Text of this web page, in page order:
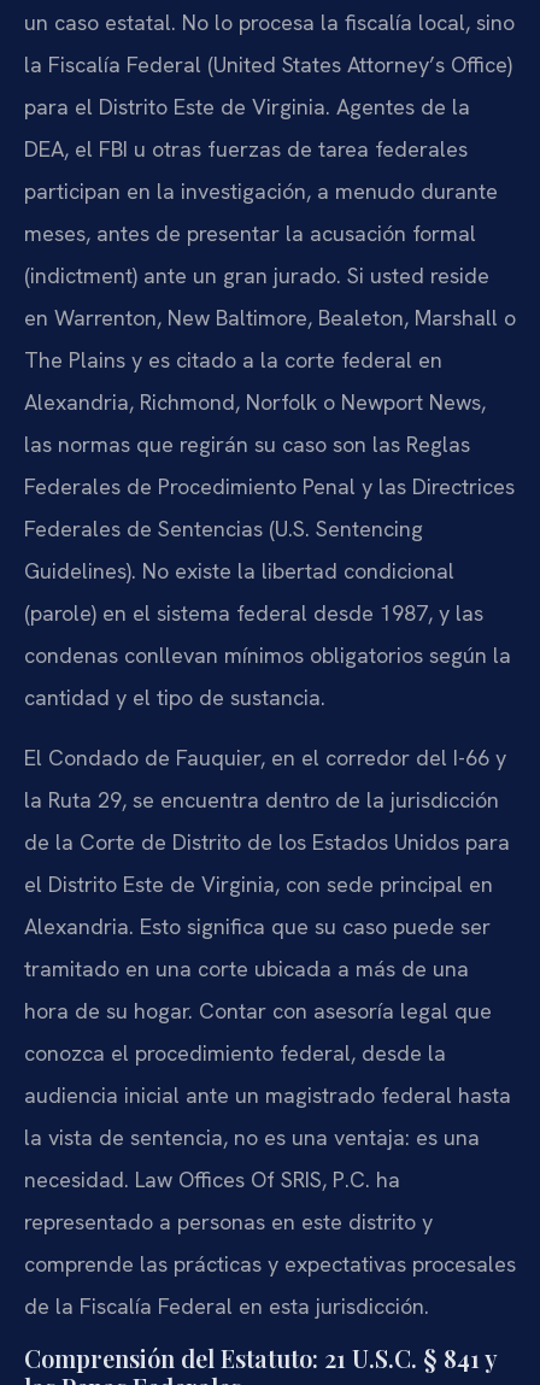
un caso estatal. No lo procesa la fiscalía local, sino
la Fiscalía Federal (United States Attorney’s Office)
para el Distrito Este de Virginia. Agentes de la
DEA, el FBI u otras fuerzas de tarea federales
participan en la investigación, a menudo durante
meses, antes de presentar la acusación formal
(indictment) ante un gran jurado. Si usted reside
en Warrenton, New Baltimore, Bealeton, Marshall o
The Plains y es citado a la corte federal en
Alexandria, Richmond, Norfolk o Newport News,
las normas que regirán su caso son las Reglas
Federales de Procedimiento Penal y las Directrices
Federales de Sentencias (U.S. Sentencing
Guidelines). No existe la libertad condicional
(parole) en el sistema federal desde 1987, y las
condenas conllevan mínimos obligatorios según la
cantidad y el tipo de sustancia.
El Condado de Fauquier, en el corredor del I-66 y
la Ruta 29, se encuentra dentro de la jurisdicción
de la Corte de Distrito de los Estados Unidos para
el Distrito Este de Virginia, con sede principal en
Alexandria. Esto significa que su caso puede ser
tramitado en una corte ubicada a más de una
hora de su hogar. Contar con asesoría legal que
conozca el procedimiento federal, desde la
audiencia inicial ante un magistrado federal hasta
la vista de sentencia, no es una ventaja: es una
necesidad. Law Offices Of SRIS, P.C. ha
representado a personas en este distrito y
comprende las prácticas y expectativas procesales
de la Fiscalía Federal en esta jurisdicción.
Comprensión del Estatuto: 21 U.S.C. § 841 y